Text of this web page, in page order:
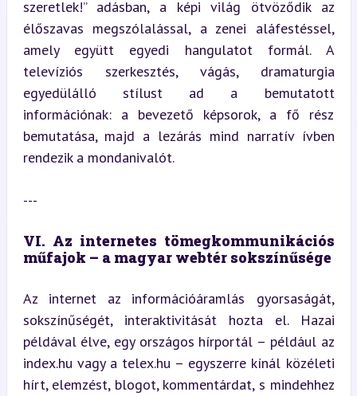
szeretlek!” adásban, a képi világ ötvöződik az
élőszavas megszólalással, a zenei aláfestéssel,
amely együtt egyedi hangulatot formál. A
televíziós szerkesztés, vágás, dramaturgia
egyedülálló stílust ad a bemutatott
információnak: a bevezető képsorok, a fő rész
bemutatása, majd a lezárás mind narratív ívben
rendezik a mondanivalót.
---
VI. Az internetes tömegkommunikációs
műfajok – a magyar webtér sokszínűsége
Az internet az információáramlás gyorsaságát,
sokszínűségét, interaktivitását hozta el. Hazai
példával élve, egy országos hírportál – például az
index.hu vagy a telex.hu – egyszerre kínál közéleti
hírt, elemzést, blogot, kommentárdat, s mindehhez